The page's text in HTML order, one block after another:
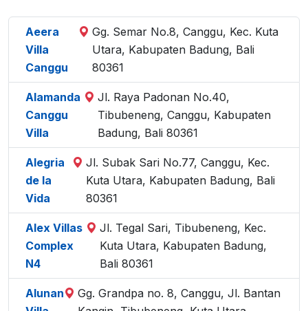
Aeera
Villa
Canggu
Gg. Semar No.8, Canggu, Kec. Kuta
Utara, Kabupaten Badung, Bali
80361
Alamanda
Canggu
Villa
Jl. Raya Padonan No.40,
Tibubeneng, Canggu, Kabupaten
Badung, Bali 80361
Alegria
de la
Vida
Jl. Subak Sari No.77, Canggu, Kec.
Kuta Utara, Kabupaten Badung, Bali
80361
Alex Villas
Complex
N4
Jl. Tegal Sari, Tibubeneng, Kec.
Kuta Utara, Kabupaten Badung,
Bali 80361
Alunan
Gg. Grandpa no. 8, Canggu, Jl. Bantan